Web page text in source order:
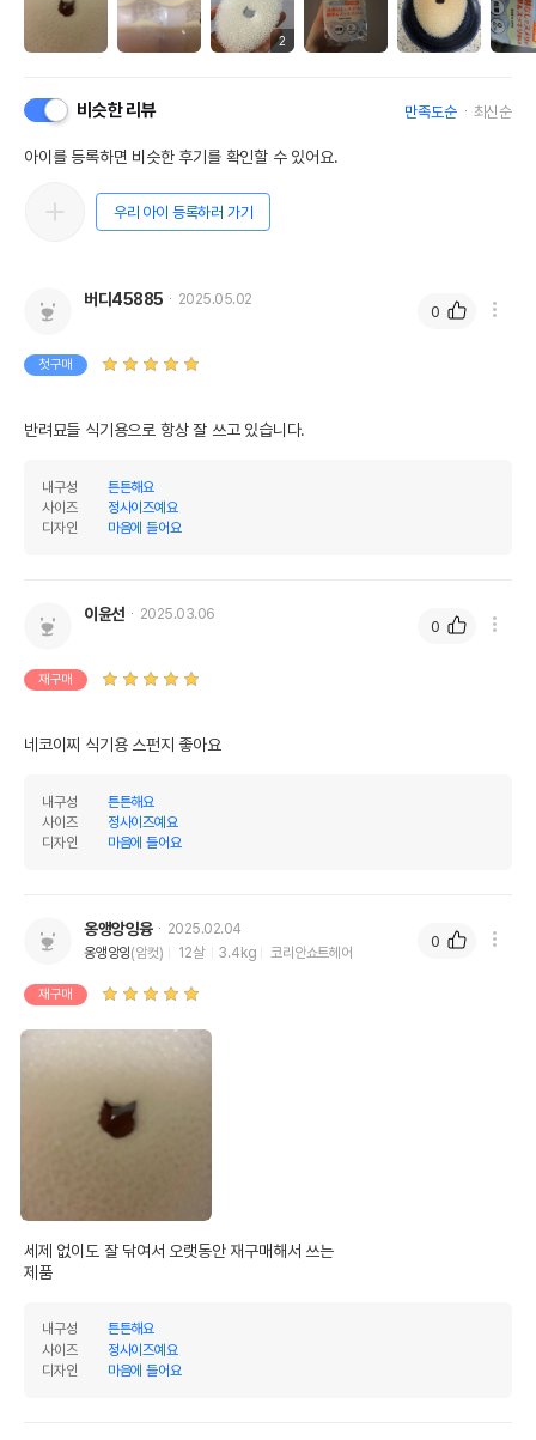
2
비슷한 리뷰 만족도순 최신순
아이를 등록하면 비슷한 후기를 확인할 수 있어요.
우리 아이 등록하러 가기
버디45885 2025.05.02
첫구매
반려묘들 식기용으로 항상 잘 쓰고 있습니다.
내구성
튼튼해요
사이즈
정사이즈예요
디자인
마음에 들어요
0
이윤선 2025.03.06
재구매
네코이찌 식기용 스펀지 좋아요
내구성
튼튼해요
사이즈
정사이즈예요
디자인
마음에 들어요
0
옹앵앙잉융
2025.02.04
옹앵앙잉(암컷) 12살 3.4kg 코리안쇼트헤어
재구매
세제 없이도 잘 닦여서 오랫동안 재구매해서 쓰는
제품
내구성
튼튼해요
사이즈
정사이즈예요
디자인
마음에 들어요
0